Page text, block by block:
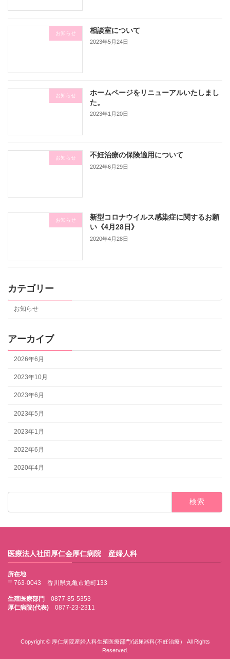
お知らせ 相談室について
2023年5月24日
お知らせ
ホームページをリニューアルいたしまし
た。
2023年1月20日
お知らせ 不妊治療の保険適用について
2022年6月29日
お知らせ
新型コロナウイルス感染症に関するお願
い《4月28日》
2020年4月28日
カテゴリー
お知らせ
アーカイブ
2026年6月
2023年10月
2023年6月
2023年5月
2023年1月
2022年6月
2020年4月
検
医療法人社団厚仁会厚仁病院 産婦人科
所在地
〒763-0043 香川県丸亀市通町133
生殖医療部門
0877-85-5353
厚仁病院(代表) 0877-23-2311
Copyright © 厚仁病院産婦人科生殖医療部門/泌尿器科(不妊治療） All Rights
Reserved.